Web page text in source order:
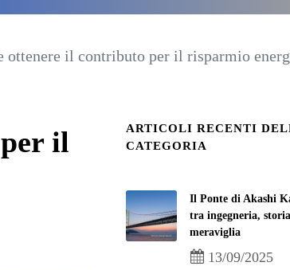
ottenere il contributo per il risparmio
il
ARTICOLI RECENTI
CATEGORIA
Il Ponte di Akashi
tra ingegneria,
meraviglia
13/09/2025